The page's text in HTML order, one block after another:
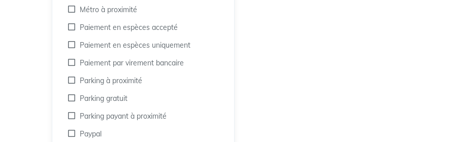
Métro à proximité
Paiement en espèces accepté
Paiement en espèces uniquement
Paiement par virement bancaire
Parking à proximité
Parking gratuit
Parking payant à proximité
Paypal